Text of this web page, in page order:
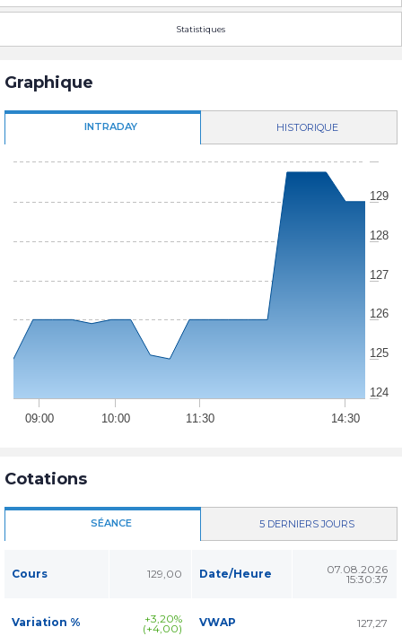
Statistiques
Graphique
INTRADAY HISTORIQUE
09:00 10:00 11:30 14:30
124
125
126
127
128
129
Cotations
SÉANCE 5 DERNIERS JOURS
Cours 129,00 Date/Heure 07.08.2026
15:30:37
Variation % +3,20%
(+4,00) VWAP 127,27